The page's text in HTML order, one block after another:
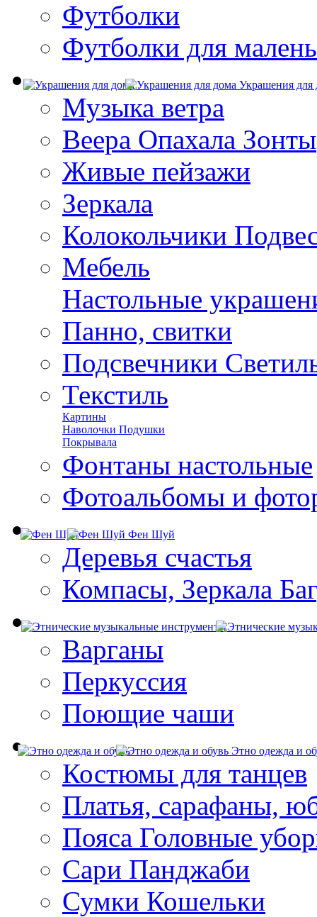
Футболки
Футболки для
Украшения для
Музыка ветра
Веера Опахала Зонты
Живые пейзажи
Зеркала
Колокольчики
Мебель
Настольные
Панно, свитки
Подсвечники
Текстиль
Картины
Наволочки Подушки
Покрывала
Фонтаны настольные
Фотоальбомы и
Фен Шуй
Деревья счастья
Компасы, Зеркала
Варганы
Перкуссия
Поющие чаши
Этно одежда и
Костюмы для танцев
Платья, сарафаны,
Пояса Головные
Сари Панджаби
Сумки Кошельки